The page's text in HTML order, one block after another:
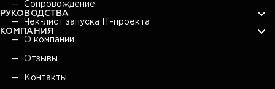
Сопровождение
РУКОВОДСТВА
Чек-лист запуска IT-проекта
КОМПАНИЯ
О компании
Отзывы
Контакты